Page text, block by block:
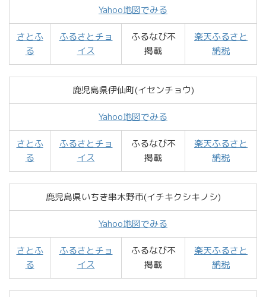
Yahoo地図でみる
さとふ
る
ふるさとチョ
イス
ふるなび不
掲載
楽天ふるさと
納税
鹿児島県伊仙町(イセンチョウ)
Yahoo地図でみる
さとふ
る
ふるさとチョ
イス
ふるなび不
掲載
楽天ふるさと
納税
鹿児島県いちき串木野市(イチキクシキノシ)
Yahoo地図でみる
さとふ
る
ふるさとチョ
イス
ふるなび不
掲載
楽天ふるさと
納税